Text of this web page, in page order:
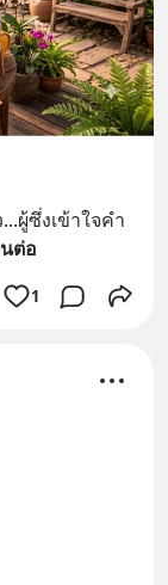
ผู้ซึ่งเข้าใจคำ
ต่อ
1